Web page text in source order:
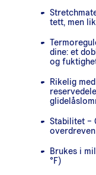
tett, men
dine: et
og
Rikelig
Stabilitet –
Brukes i
°F)